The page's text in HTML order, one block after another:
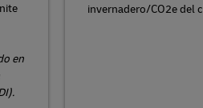
en
invernadero/CO2e del